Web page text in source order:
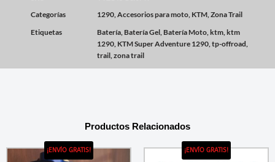
Categorías
1290,Accesorios para moto, KTM,Zona Trail
Etiquetas
Batería, Batería Gel, Batería Moto,ktm,ktm
1290, KTM Super Adventure 1290,tp-offroad,
trail,zona trail
Productos Relacionados
¡ENVÍO GRATIS! ¡ENVÍO GRATIS!